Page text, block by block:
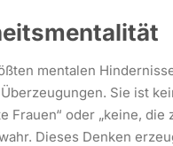
mentalen
Sie ist
Frauen“ oder „keine,
Dieses Denken